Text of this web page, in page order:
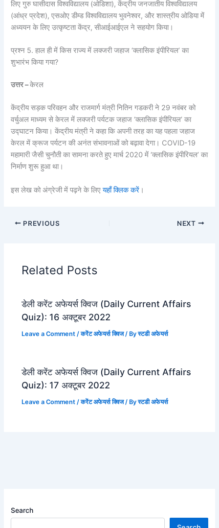
लिए गुरु घासीदास विश्वविद्यालय (ओडिशा), केंद्रीय जनजातीय विश्वविद्यालय
(आंध्र प्रदेश), एसओए डीम्ड विश्वविद्यालय भुवनेश्वर, और शास्त्रीय ओडिया में
अध्ययन के लिए उत्कृष्टता केंद्र, सीआईआईएल ने सहयोग किया।
प्रश्न 5. हाल ही में किस राज्य में लक्जरी जहाज ‘क्लासिक इंपीरियल’ का
शुभारंभ किया गया?
उत्तर –केरल
केंद्रीय सड़क परिवहन और राजमार्ग मंत्री नितिन गडकरी ने 29 नवंबर को
वर्चुअल माध्यम से केरल में लक्जरी पर्यटक जहाज ‘क्लासिक इंपीरियल’ का
उद्घाटन किया। केंद्रीय मंत्री ने कहा कि अपनी तरह का यह पहला जहाज
केरल में क्रूज पर्यटन की अनंत संभावनाओं को बढ़ावा देगा। COVID-19
महामारी जैसी चुनौती का सामना करते हुए मार्च 2020 में ‘क्लासिक इंपीरियल’ का
निर्माण शुरू हुआ था।
इस लेख को अंग्रेजी में पढ़ने के लिएयहाँ क्लिक करें ।
PREVIOUS NEXT
Related Posts
डेली करेंट अफेयर्स क्विज (Daily Current Affairs
Quiz): 16 अक्टूबर 2022
Leave a Comment /करेंट अफेयर्स क्विज/ Byस्टडी अफेयर्स
डेली करेंट अफेयर्स क्विज (Daily Current Affairs
Quiz): 17 अक्टूबर 2022
Leave a Comment /करेंट अफेयर्स क्विज/ Byस्टडी अफेयर्स
Search